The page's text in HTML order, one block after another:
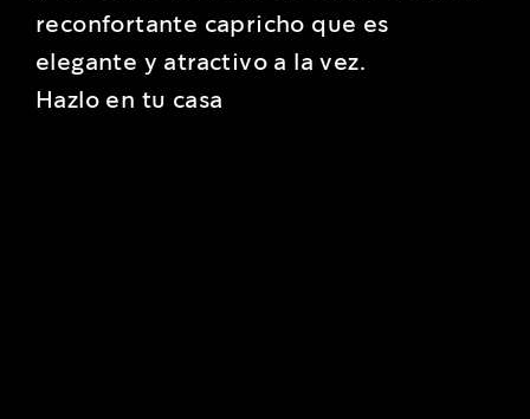
reconfortante capricho que es
elegante y atractivo a la vez.
Hazlo en tu casa